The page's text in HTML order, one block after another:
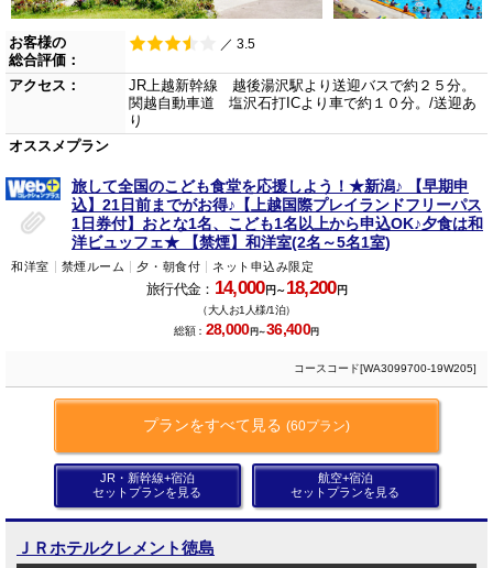
お客様の
総合評価：
／ 3.5
アクセス：
JR上越新幹線 越後湯沢駅より送迎バスで約２５分。
関越自動車道 塩沢石打ICより車で約１０分。/送迎あ
り
オススメプラン
旅して全国のこども食堂を応援しよう！★新潟♪ 【早期申
込】21日前までがお得♪【上越国際プレイランドフリーパス
1日券付】おとな1名、こども1名以上から申込OK♪夕食は和
洋ビュッフェ★ 【禁煙】和洋室(2名～5名1室)
和洋室 禁煙ルーム 夕・朝食付 ネット申込み限定
旅行代金： 14,000円～18,200円
（大人お1人様/1泊）
総額： 28,000円～36,400円
コースコード[WA3099700-19W205]
プランをすべて見る (60プラン)
JR・新幹線+宿泊
セットプランを見る
航空+宿泊
セットプランを見る
ＪＲホテルクレメント徳島